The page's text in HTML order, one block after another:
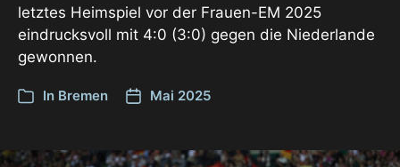
letztes Heimspiel vor der Frauen-EM 2025
eindrucksvoll mit 4:0 (3:0) gegen die Niederlande
gewonnen.
In Bremen Mai 2025